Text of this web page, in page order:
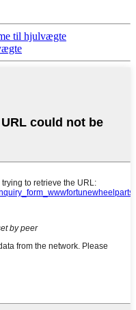
til hjulvægte